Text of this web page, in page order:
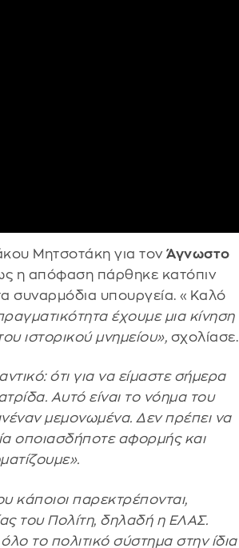
Μητσοτάκη για τονΆγνωστο
η απόφαση πάρθηκε κατόπιν
συναρμόδια υπουργεία. «Καλό
έχουμε μια κίνηση
ιστορικού μνημείου», σχολίασε.
ότι για να είμαστε σήμερα
Αυτό είναι το νόημα του
μεμονωμένα. Δεν πρέπει να
οποιασδήποτε αφορμής και
κάποιοι παρεκτρέπονται,
του Πολίτη, δηλαδή η ΕΛΑΣ.
το πολιτικό σύστημα στην ίδια